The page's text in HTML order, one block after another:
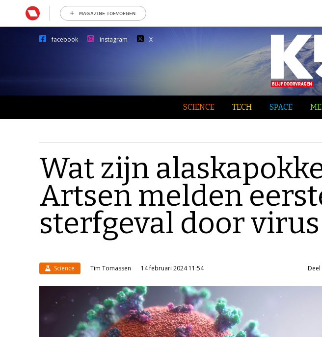
MAGAZINE TOEVOEGEN
facebook instagram X
SCIENCE TECH SPACE
Wat zijn
Artsen melden
sterfgeval door virus
Science Tim Tomassen 14 februari 2024 11:54